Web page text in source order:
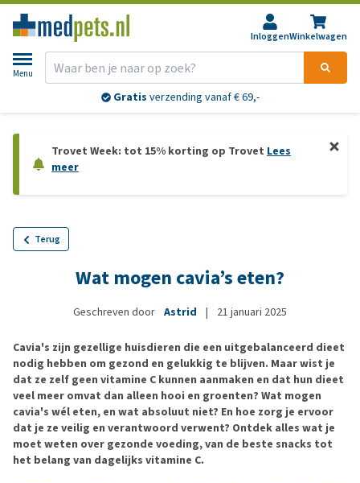
InloggenWinkelwagen
Menu
Gratis verzending vanaf € 69,-
Trovet Week: tot 15% korting op Trovet Lees
meer
Terug
Wat mogen cavia’s eten?
Geschreven door Astrid | 21 januari 2025
Cavia's zijn gezellige huisdieren die een uitgebalanceerd dieet
nodig hebben om gezond en gelukkig te blijven. Maar wist je
dat ze zelf geen vitamine C kunnen aanmaken en dat hun dieet
veel meer omvat dan alleen hooi en groenten? Wat mogen
cavia's wél eten, en wat absoluut niet? En hoe zorg je ervoor
dat je ze veilig en verantwoord verwent? Ontdek alles wat je
moet weten over gezonde voeding, van de beste snacks tot
het belang van dagelijks vitamine C.